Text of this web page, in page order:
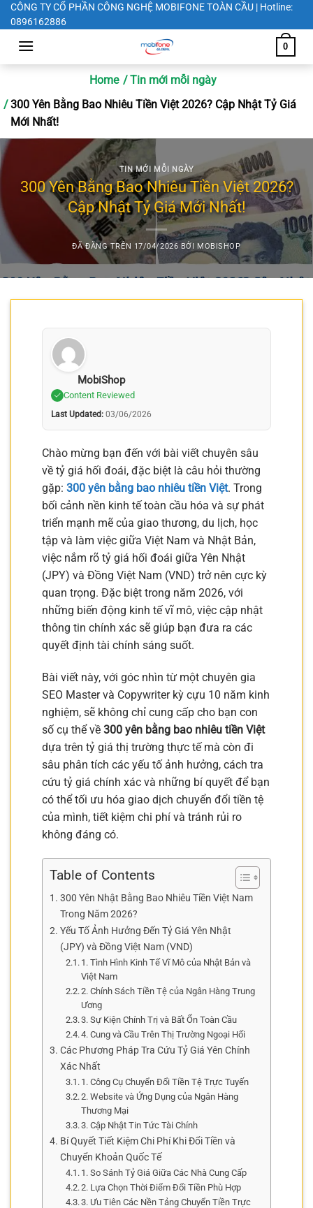
Chuyển
đến
CÔNG TY CỔ PHẦN CÔNG NGHỆ MOBIFONE TOÀN CẦU | Hotline:
0896162886
0
Home
Tin mới mỗi ngày
300 Yên Bằng Bao Nhiêu Tiền Việt 2026? Cập Nhật Tỷ Giá
Mới Nhất!
TIN MỚI MỖI NGÀY
300 Yên Bằng Bao Nhiêu Tiền Việt 2026?
Cập Nhật Tỷ Giá Mới Nhất!
ĐÃ ĐĂNG TRÊN 17/04/2026 BỞI MOBISHOP
MobiShop
Content Reviewed
Last Updated: 03/06/2026
Chào mừng bạn đến với bài viết chuyên sâu
về tỷ giá hối đoái, đặc biệt là câu hỏi thường
gặp: 300 yên bằng bao nhiêu tiền Việt. Trong
bối cảnh nền kinh tế toàn cầu hóa và sự phát
triển mạnh mẽ của giao thương, du lịch, học
tập và làm việc giữa Việt Nam và Nhật Bản,
việc nắm rõ tỷ giá hối đoái giữa Yên Nhật
(JPY) và Đồng Việt Nam (VND) trở nên cực kỳ
quan trọng. Đặc biệt trong năm 2026, với
những biến động kinh tế vĩ mô, việc cập nhật
thông tin chính xác sẽ giúp bạn đưa ra các
quyết định tài chính sáng suốt.
Bài viết này, với góc nhìn từ một chuyên gia
SEO Master và Copywriter kỳ cựu 10 năm kinh
nghiệm, sẽ không chỉ cung cấp cho bạn con
số cụ thể về 300 yên bằng bao nhiêu tiền Việt
dựa trên tỷ giá thị trường thực tế mà còn đi
sâu phân tích các yếu tố ảnh hưởng, cách tra
cứu tỷ giá chính xác và những bí quyết để bạn
có thể tối ưu hóa giao dịch chuyển đổi tiền tệ
của mình, tiết kiệm chi phí và tránh rủi ro
không đáng có.
Table of Contents
300 Yên Nhật Bằng Bao Nhiêu Tiền Việt Nam
Trong Năm 2026?
Yếu Tố Ảnh Hưởng Đến Tỷ Giá Yên Nhật
(JPY) và Đồng Việt Nam (VND)
1. Tình Hình Kinh Tế Vĩ Mô của Nhật Bản và
Việt Nam
2. Chính Sách Tiền Tệ của Ngân Hàng Trung
Ương
3. Sự Kiện Chính Trị và Bất Ổn Toàn Cầu
4. Cung và Cầu Trên Thị Trường Ngoại Hối
Các Phương Pháp Tra Cứu Tỷ Giá Yên Chính
Xác Nhất
1. Công Cụ Chuyển Đổi Tiền Tệ Trực Tuyến
2. Website và Ứng Dụng của Ngân Hàng
Thương Mại
3. Cập Nhật Tin Tức Tài Chính
Bí Quyết Tiết Kiệm Chi Phí Khi Đổi Tiền và
Chuyển Khoản Quốc Tế
1. So Sánh Tỷ Giá Giữa Các Nhà Cung Cấp
2. Lựa Chọn Thời Điểm Đổi Tiền Phù Hợp
3. Ưu Tiên Các Nền Tảng Chuyển Tiền Trực